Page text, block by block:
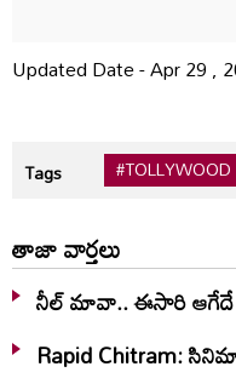
Updated Date - Apr 29 ,
Tags #TOLLYWOOD
తాజా వార్తలు
నీల్ మావా.. ఈసారి ఆగేదే
Rapid Chitram: